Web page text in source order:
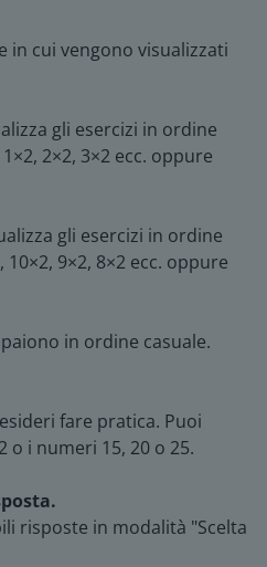
in cui vengono visualizzati
gli esercizi in ordine
2×2, 3×2 ecc. oppure
gli esercizi in ordine
9×2, 8×2 ecc. oppure
in ordine casuale.
fare pratica. Puoi
o i numeri 15, 20 o 25.
risposte in modalità "Scelta